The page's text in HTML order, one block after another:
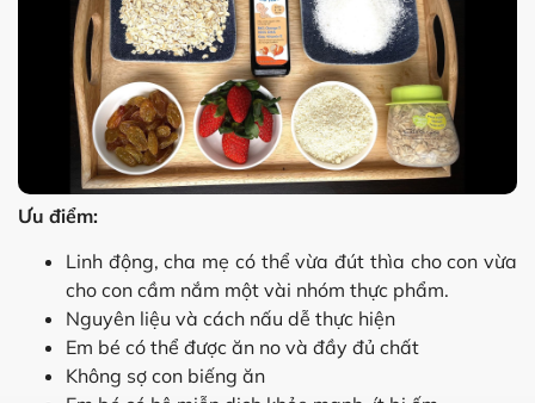
Ưu điểm:
Linh động, cha mẹ có thể vừa đút thìa cho con vừa
cho con cầm nắm một vài nhóm thực phẩm.
Nguyên liệu và cách nấu dễ thực hiện
Em bé có thể được ăn no và đầy đủ chất
Không sợ con biếng ăn